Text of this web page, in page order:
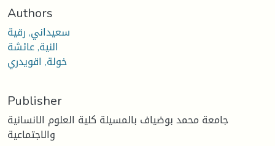
Authors
سعيداني, رقية
النية, عائشة
خولة, اقويدري
Publisher
جامعة محمد بوضياف بالمسيلة كلية العلوم الانسانية
والاجتماعية